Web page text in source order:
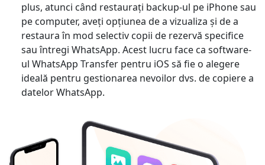
plus, atunci când restaurați backup-ul pe iPhone sau
pe computer, aveți opțiunea de a vizualiza și de a
restaura în mod selectiv copii de rezervă specifice
sau întregi WhatsApp. Acest lucru face ca software-
ul WhatsApp Transfer pentru iOS să fie o alegere
ideală pentru gestionarea nevoilor dvs. de copiere a
datelor WhatsApp.